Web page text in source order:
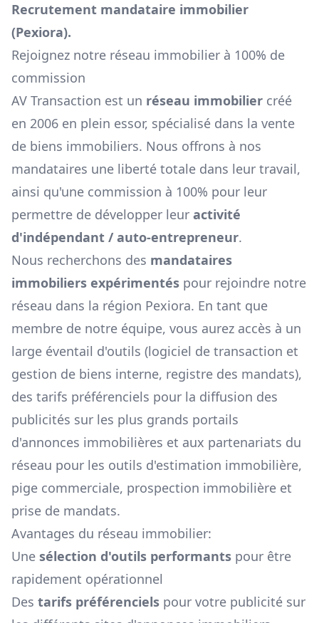
Recrutement mandataire immobilier
(Pexiora).
Rejoignez notre réseau immobilier à 100% de
commission
AV Transaction est un réseau immobilier créé
en 2006 en plein essor, spécialisé dans la vente
de biens immobiliers. Nous offrons à nos
mandataires une liberté totale dans leur travail,
ainsi qu'une commission à 100% pour leur
permettre de développer leur activité
d'indépendant / auto-entrepreneur.
Nous recherchons des mandataires
immobiliers expérimentés pour rejoindre notre
réseau dans la région Pexiora. En tant que
membre de notre équipe, vous aurez accès à un
large éventail d'outils (logiciel de transaction et
gestion de biens interne, registre des mandats),
des tarifs préférenciels pour la diffusion des
publicités sur les plus grands portails
d'annonces immobilières et aux partenariats du
réseau pour les outils d'estimation immobilière,
pige commerciale, prospection immobilière et
prise de mandats.
Avantages du réseau immobilier:
Une sélection d'outils performants pour être
rapidement opérationnel
Des tarifs préférenciels pour votre publicité sur